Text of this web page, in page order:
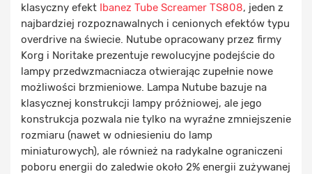
klasyczny efekt Ibanez Tube Screamer TS808, jeden z
najbardziej rozpoznawalnych i cenionych efektów typu
overdrive na świecie. Nutube opracowany przez firmy
Korg i Noritake prezentuje rewolucyjne podejście do
lampy przedwzmacniacza otwierając zupełnie nowe
możliwości brzmieniowe. Lampa Nutube bazuje na
klasycznej konstrukcji lampy próżniowej, ale jego
konstrukcja pozwala nie tylko na wyraźne zmniejszenie
rozmiaru (nawet w odniesieniu do lamp
miniaturowych), ale również na radykalne ograniczeni
poboru energii do zaledwie około 2% energii zużywanej